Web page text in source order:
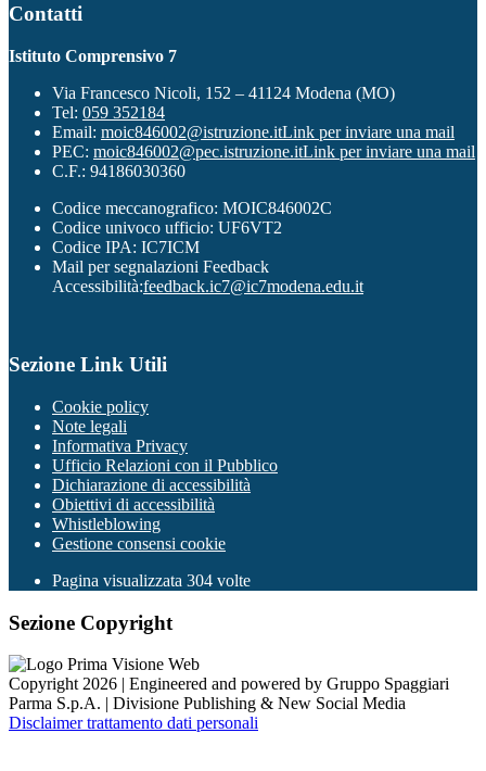
Contatti
Istituto Comprensivo 7
Via Francesco Nicoli, 152 – 41124 Modena (MO)
Tel: 059 352184
Email: moic846002@istruzione.itLink per inviare una mail
PEC: moic846002@pec.istruzione.itLink per inviare una mail
C.F.: 94186030360
Codice meccanografico: MOIC846002C
Codice univoco ufficio: UF6VT2
Codice IPA: IC7ICM
Mail per segnalazioni Feedback
Accessibilità:feedback.ic7@ic7modena.edu.it
Sezione Link Utili
Cookie policy
Note legali
Informativa Privacy
Ufficio Relazioni con il Pubblico
Dichiarazione di accessibilità
Obiettivi di accessibilità
Whistleblowing
Gestione consensi cookie
Pagina visualizzata 304 volte
Sezione Copyright
Copyright 2026 | Engineered and powered by Gruppo Spaggiari
Parma S.p.A. | Divisione Publishing & New Social Media
Disclaimer trattamento dati personali